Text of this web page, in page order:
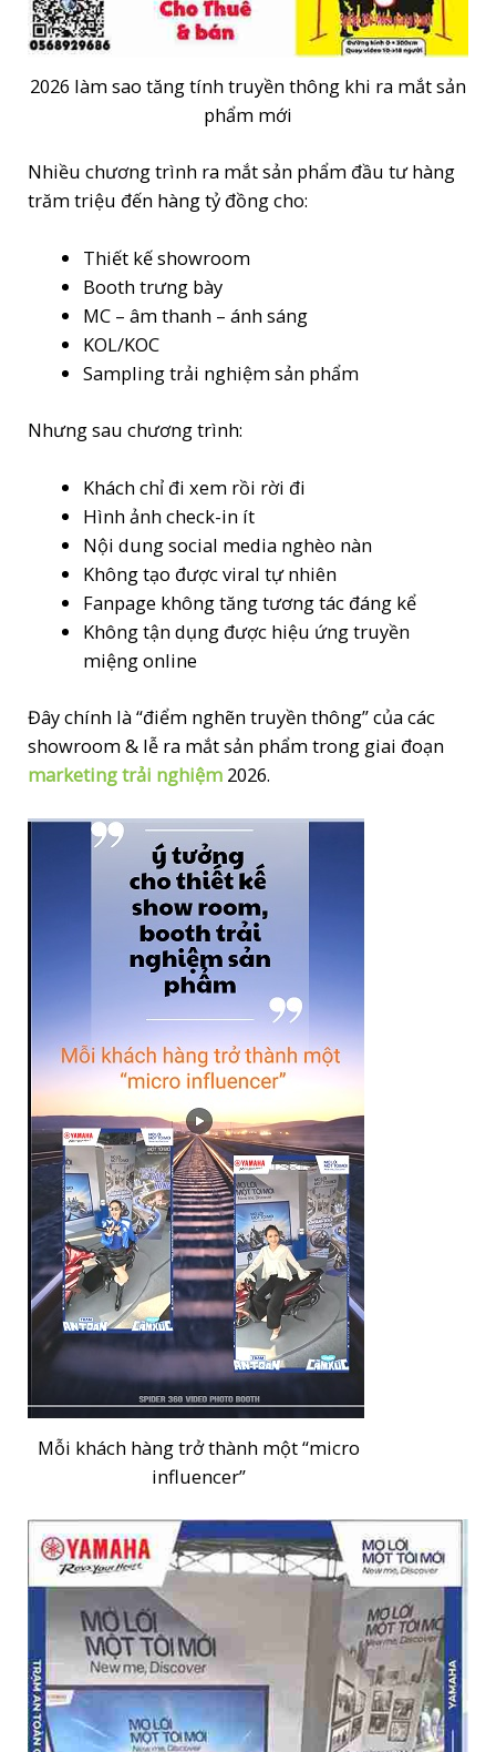
2026 làm sao tăng tính truyền thông khi ra mắt sản
phẩm mới
Nhiều chương trình ra mắt sản phẩm đầu tư hàng
trăm triệu đến hàng tỷ đồng cho:
Thiết kế showroom
Booth trưng bày
MC – âm thanh – ánh sáng
KOL/KOC
Sampling trải nghiệm sản phẩm
Nhưng sau chương trình:
Khách chỉ đi xem rồi rời đi
Hình ảnh check-in ít
Nội dung social media nghèo nàn
Không tạo được viral tự nhiên
Fanpage không tăng tương tác đáng kể
Không tận dụng được hiệu ứng truyền
miệng online
Đây chính là “điểm nghẽn truyền thông” của các
showroom & lễ ra mắt sản phẩm trong giai đoạn
marketing trải nghiệm 2026.
Mỗi khách hàng trở thành một “micro
influencer”